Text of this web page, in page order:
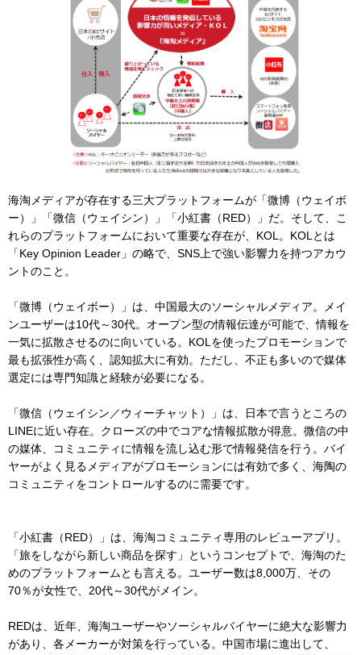
海淘メディアが存在する三大プラットフォームが「微博（ウェイボ
ー）」「微信（ウェイシン）」「小紅書（RED）」だ。そして、こ
れらのプラットフォームにおいて重要な存在が、KOL。KOLとは
「Key Opinion Leader」の略で、SNS上で強い影響力を持つアカウ
ントのこと。
「微博（ウェイボー）」は、中国最大のソーシャルメディア。メイ
ンユーザーは10代～30代。オープン型の情報伝達が可能で、情報を
一気に拡散させるのに向いている。KOLを使ったプロモーションで
最も拡張性が高く、認知拡大に有効。ただし、不正も多いので媒体
選定には専門知識と経験が必要になる。
「微信（ウェイシン／ウィーチャット）」は、日本で言うところの
LINEに近い存在。クローズの中でコアな情報拡散が得意。微信の中
の媒体、コミュニティに情報を流し込む形で情報発信を行う。バイ
ヤーがよく見るメディアがプロモーションには有効で多く、海陶の
コミュニティをコントロールするのに需要です。
「小紅書（RED）」は、海淘コミュニティ専用のレビューアプリ。
「旅をしながら新しい商品を探す」というコンセプトで、海淘のた
めのプラットフォームとも言える。ユーザー数は8,000万、その
70％が女性で、20代～30代がメイン。
REDは、近年、海淘ユーザーやソーシャルバイヤーに絶大な影響力
があり、各メーカーが対策を行っている。中国市場に進出して、